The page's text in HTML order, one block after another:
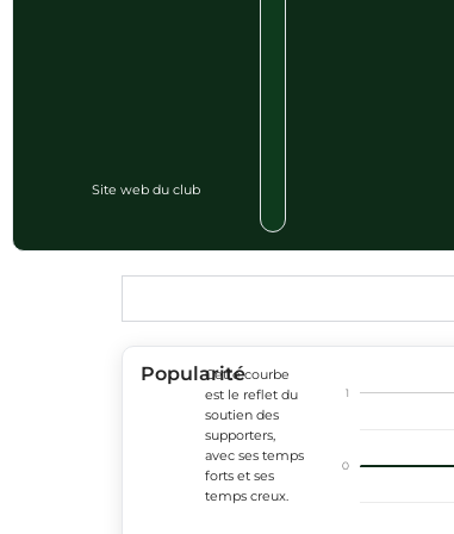
Site web du club
PopularitéCette courbe
est le reflet du
soutien des
supporters,
avec ses temps
forts et ses
temps creux.
0
1